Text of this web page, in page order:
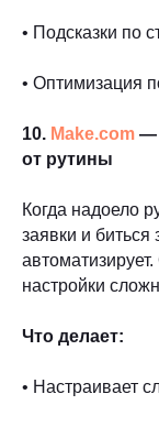
• Подсказки по
• Оптимизация
10. Make.com —
от рутины
Когда надоело
заявки и биться
настройки
Что делает:
• Настраивает